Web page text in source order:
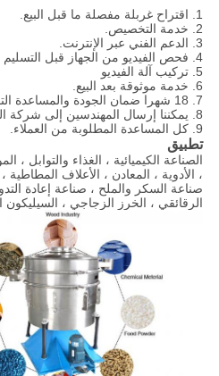
1. اقتراح غربلة مفصلة ما قبل البيع.
2. خدمة التخصيص.
3. الدعم الفني عبر الإنترنت.
4. فحص الفيديو من الجهاز قبل التسليم
5. تركيب آلة الفيديو
6. خدمة موثوقة بعد البيع.
7. 18 شهرا ضمان الجودة والمساعدة التقنية مدى الحياة.
8. يمكننا إرسال المهندسين إلى شركة العملاء للمساعدة.
9. كل المساعدة المطلوبة من العملاء.
تطبيق
الصناعة الكيميائية ، الغذاء والتوابل ،
، الأدوية ، المعادن ، الأعلاف المطاطية
صناعة السكر والملح ، صناعة إعادة
الرقائقي ، الخرز الزجاجي ،